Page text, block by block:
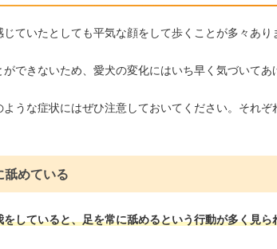
ていたとしても平気な顔をして歩くことが多々あり
できないため、愛犬の変化にはいち早く気づいてあ
ような症状にはぜひ注意しておいてください。それ
舐めている
をしていると、足を常に舐めるという行動が多く見ら